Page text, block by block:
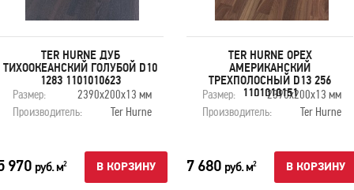
TER HURNE ДУБ
ТИХООКЕАНСКИЙ ГОЛУБОЙ D10
1283 1101010623
Размер:
2390х200х13 мм
Производитель:
Ter Hurne
970 руб. м2 В КОРЗИНУ
TER HURNE ОРЕХ
АМЕРИКАНСКИЙ
ТРЕХПОЛОСНЫЙ D13 256
1101010151
Размер:
2390х200х13 мм
Производитель:
Ter Hurne
7 680 руб. м2 В КОРЗИНУ